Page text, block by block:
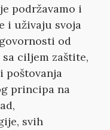
podržavamo i
i uživaju svoja
od
ciljem zaštite,
poštovanja
principa na
svih